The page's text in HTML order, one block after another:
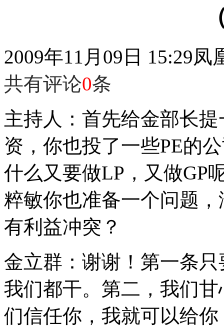
2009年11月09日 15:29凤
共有评论0条
主持人：首先给金部长
资，你也投了一些PE的
什么又要做LP，又做GP
粹敏你也准备一个问题
有利益冲突？
金立群：谢谢！第一条
我们都干。第二，我们
们信任你，我就可以给